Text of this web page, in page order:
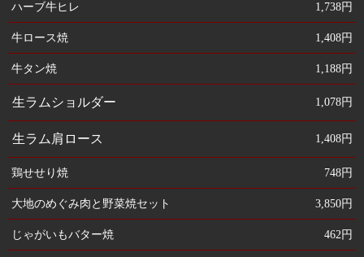
ハーブ牛ヒレ 1,738円
牛ロース焼 1,408円
牛タン焼 1,188円
生ラムショルダー 1,078円
生ラム肩ロース 1,408円
鶏せせり焼 748円
大地のめぐみ肉と野菜焼セット 3,850円
じゃがいもバター焼 462円